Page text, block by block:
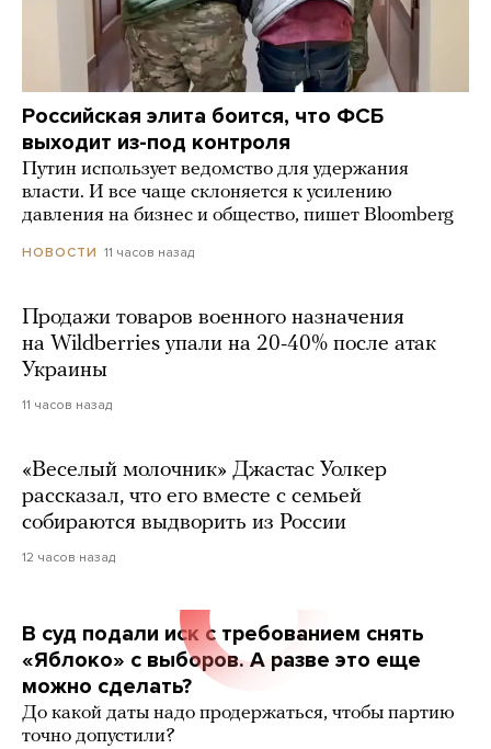
Российская элита боится, что ФСБ
выходит из-под контроля
Путин использует ведомство для удержания
власти. И все чаще склоняется к усилению
давления на бизнес и общество, пишет Bloomberg
НОВОСТИ 11 часов назад
Продажи товаров военного назначения
на Wildberries упали на 20-40% после атак
Украины
11 часов назад
«Веселый молочник» Джастас Уолкер
рассказал, что его вместе с семьей
собираются выдворить из России
12 часов назад
В суд подали иск с требованием снять
«Яблоко» с выборов. А разве это еще
можно сделать?
До какой даты надо продержаться, чтобы партию
точно допустили?